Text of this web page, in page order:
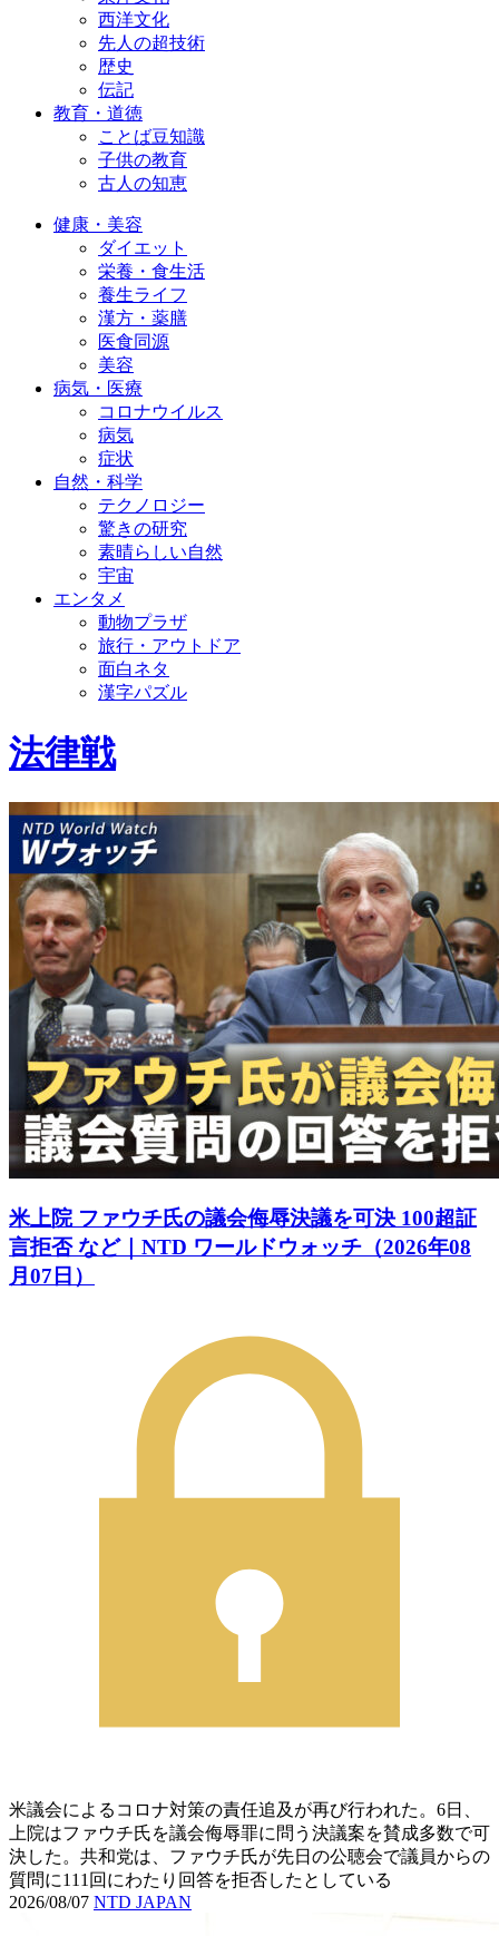
西洋文化
先人の超技術
歴史
伝記
教育・道徳
ことば豆知識
子供の教育
古人の知恵
健康・美容
ダイエット
栄養・食生活
養生ライフ
漢方・薬膳
医食同源
美容
病気・医療
コロナウイルス
病気
症状
自然・科学
テクノロジー
驚きの研究
素晴らしい自然
宇宙
エンタメ
動物プラザ
旅行・アウトドア
面白ネタ
漢字パズル
法律戦
米上院 ファウチ氏の議会侮辱決議を可決 100超証
言拒否 など｜NTD ワールドウォッチ（2026年08
月07日）
米議会によるコロナ対策の責任追及が再び行われた。6日、
上院はファウチ氏を議会侮辱罪に問う決議案を賛成多数で可
決した。共和党は、ファウチ氏が先日の公聴会で議員からの
質問に111回にわたり回答を拒否したとしている
2026/08/07 NTD JAPAN